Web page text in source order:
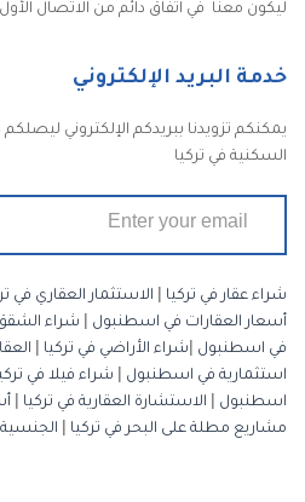
ليكون معنا في اتفاق دائم من الاتصال
خدمة البريد الإلكتروني
يمكنكم تزويدنا ببريدكم الإلكتروني
السكنية في تركيا
شراء عقار في تركيا الاستثمار العقاري في
أسعار العقارات في اسطنبول
شراء
في اسطنبول
شراء الأراضي في تركيا
استثمارية في اسطنبول
شراء فيلا في
اسطنبول
الاستشارة العقارية في تركيا
مشاريع مطلة على البحر في تركيا
الجنسية